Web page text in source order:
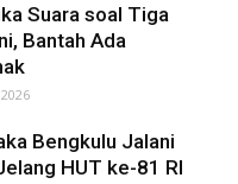
Suara soal Tiga
Bantah Ada
Bengkulu Jalani
HUT ke-81 RI